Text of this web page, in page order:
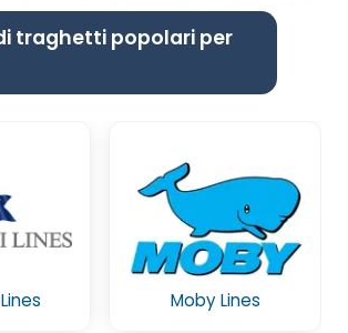
traghetti popolari per
Moby Lines